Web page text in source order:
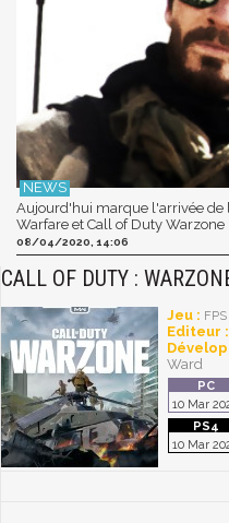
Aujourd'hui marque l'arrivée de
Warfare et Call of Duty
08/04/2020, 14:06
CALL OF DUTY :
Jeu : FPS
Editeur :
Ward
10 Mar
10 Mar